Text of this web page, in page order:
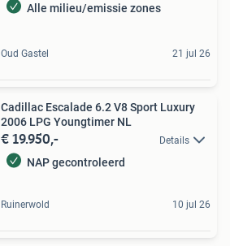
Alle milieu/emissie zones
Oud Gastel 21 jul 26
Cadillac Escalade 6.2 V8 Sport Luxury
2006 LPG Youngtimer NL
€ 19.950,- Details
NAP gecontroleerd
Ruinerwold 10 jul 26